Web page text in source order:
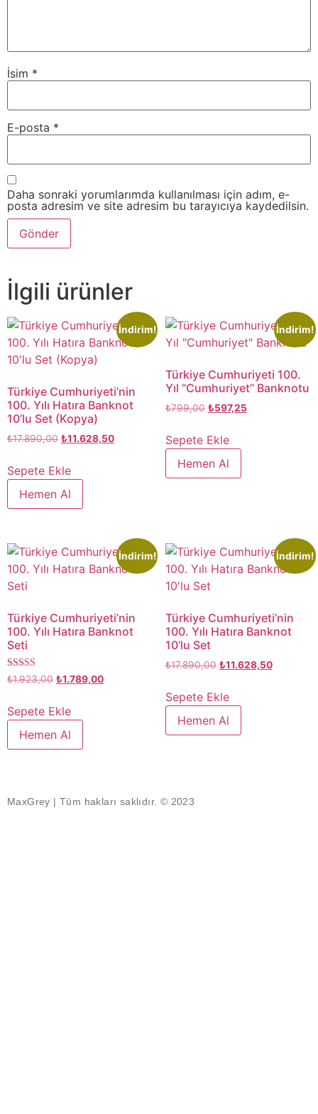
İsim *
E-posta *
Daha sonraki yorumlarımda kullanılması için adım, e-
posta adresim ve site adresim bu tarayıcıya kaydedilsin.
İlgili ürünler
İndirim!
Türkiye Cumhuriyeti’nin
100. Yılı Hatıra Banknot
10’lu Set (Kopya)
₺17.890,00 ₺11.628,50
Sepete Ekle
Hemen Al
İndirim!
Türkiye Cumhuriyeti 100.
Yıl “Cumhuriyet” Banknotu
₺799,00 ₺597,25
Sepete Ekle
Hemen Al
İndirim!
Türkiye Cumhuriyeti’nin
100. Yılı Hatıra Banknot
Seti
5 üzerinden
5.00
₺1.923,00 ₺1.789,00
Sepete Ekle
Hemen Al
İndirim!
Türkiye Cumhuriyeti’nin
100. Yılı Hatıra Banknot
10’lu Set
₺17.890,00 ₺11.628,50
Sepete Ekle
Hemen Al
MaxGrey | Tüm hakları saklıdır. © 2023